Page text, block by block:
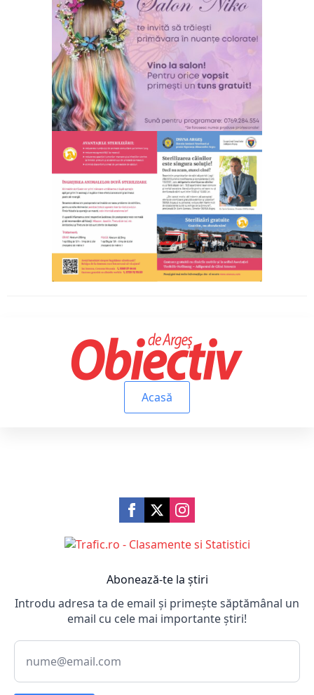
Acasă
Abonează-te la știri
Introdu adresa ta de email și primește săptămânal un
email cu cele mai importante știri!